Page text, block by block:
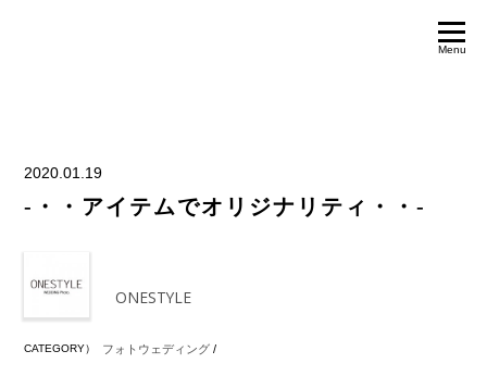
Menu
2020.01.19
-・・アイテムでオリジナリティ・・-
ONESTYLE
CATEGORY） フォトウェディング /